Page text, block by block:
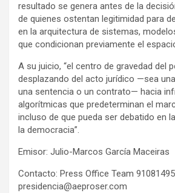
resultado se genera antes de la
de quienes ostentan legitimidad para
en la arquitectura de sistemas,
que condicionan previamente el
A su juicio, “el centro de gravedad del
desplazando del acto jurídico —sea
una sentencia o un contrato— hacia
algorítmicas que predeterminan el
incluso de que pueda ser debatido en
la democracia”.
Emisor: Julio-Marcos García Maceiras
Contacto: Press Office Team
presidencia@aeproser.com